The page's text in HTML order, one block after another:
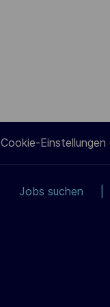
Cookie-
Jobs suchen